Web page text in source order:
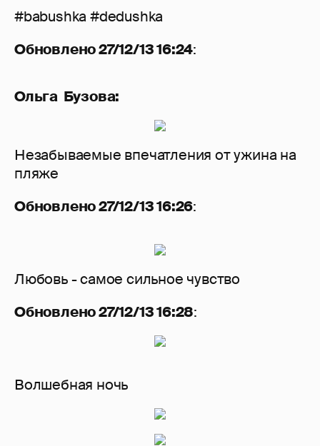
#babushka #dedushka
Обновлено 27/12/13 16:24:
Ольга Бузова:
Незабываемые впечатления от ужина на
пляже
Обновлено 27/12/13 16:26:
Любовь - самое сильное чувство
Обновлено 27/12/13 16:28:
Волшебная ночь